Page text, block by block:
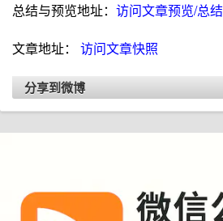
总结与预览地址： 访问文章预览/总结
文章地址： 访问文章快照
分享到微博